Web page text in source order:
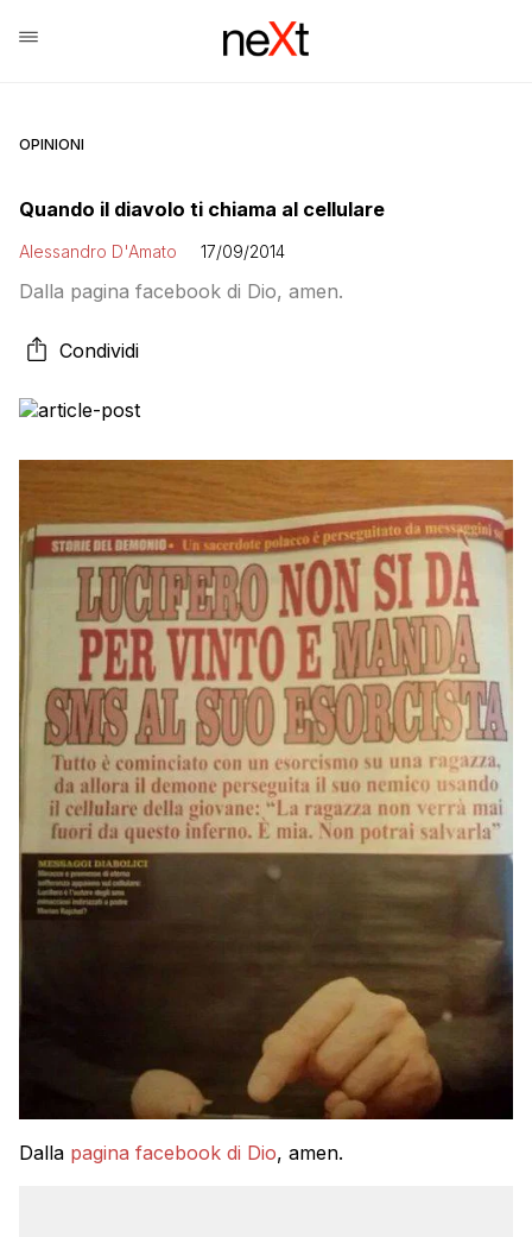
OPINIONI
Quando il diavolo ti chiama al cellulare
Alessandro D'Amato 17/09/2014
Dalla pagina facebook di Dio, amen.
Condividi
Dalla pagina facebook di Dio, amen.